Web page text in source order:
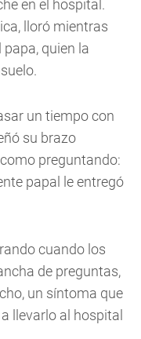
en el hospital.
lloró mientras
quien la
un tiempo con
su brazo
preguntando:
papal le entregó
cuando los
de preguntas,
un síntoma que
llevarlo al hospital